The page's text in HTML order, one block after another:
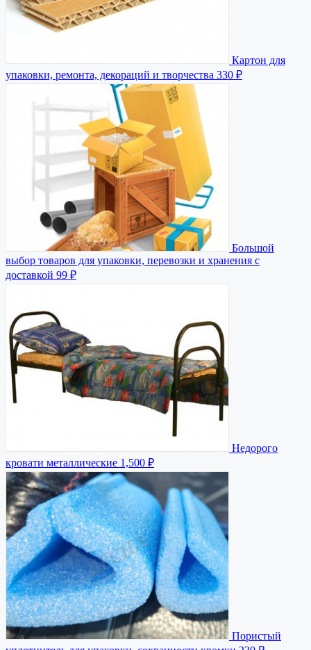
Картон для
упаковки, ремонта, декораций и творчества 330 ₽
Большой
выбор товаров для упаковки, перевозки и хранения с
доставкой 99 ₽
Недорого
кровати металлические 1,500 ₽
Пористый